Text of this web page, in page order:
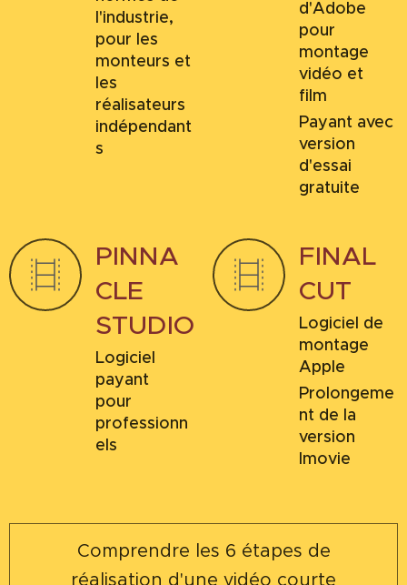
l'industrie,
pour les
monteurs et
les
réalisateurs
indépendant
s
d'Adobe
pour
montage
vidéo et
film
Payant avec
version
d'essai
gratuite
PINNA
CLE
STUDIO
Logiciel
payant
pour
professionn
els
FINAL
CUT
Logiciel de
montage
Apple
Prolongeme
nt de la
version
Imovie
Comprendre les 6 étapes de
réalisation d'une vidéo courte